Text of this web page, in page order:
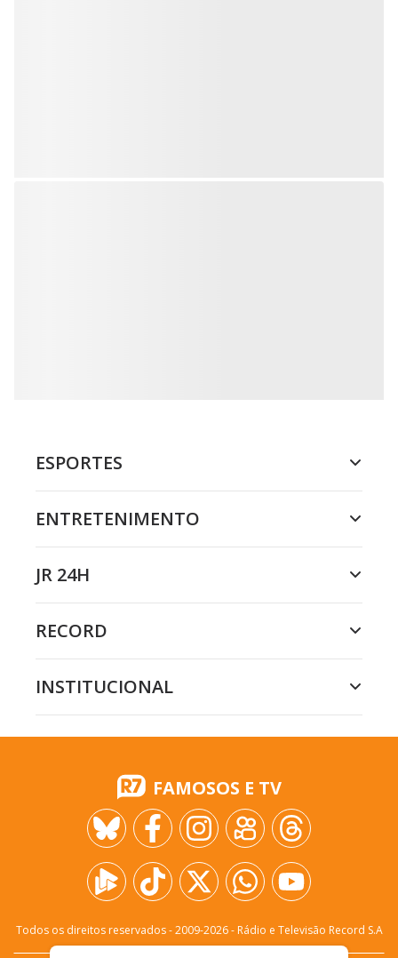
ESPORTES
ENTRETENIMENTO
JR 24H
RECORD
INSTITUCIONAL
FAMOSOS E TV
Todos os direitos reservados - 2009-2026- Rádio e Televisão Record S.A